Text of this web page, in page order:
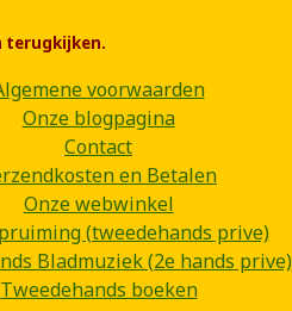
terugkijken.
voorwaarden
Onze blogpagina
Contact
en Betalen
Onze webwinkel
(tweedehands prive)
Bladmuziek (2e hands prive)
Tweedehands boeken